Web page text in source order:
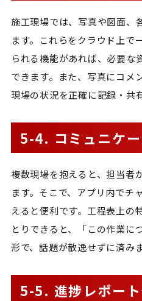
施工現場では、写真や図面、
ます。これらをクラウド上で
られる機能があれば、必要な
できます。また、写真にコメ
現場の状況を正確に記録・共
5-4. コミュニケ
複数現場を抱えると、担当者
ます。そこで、アプリ内でチ
えると便利です。工程表上の
とりできると、「この作業に
形で、話題が散逸せずに済みま
5-5. 進捗レポー